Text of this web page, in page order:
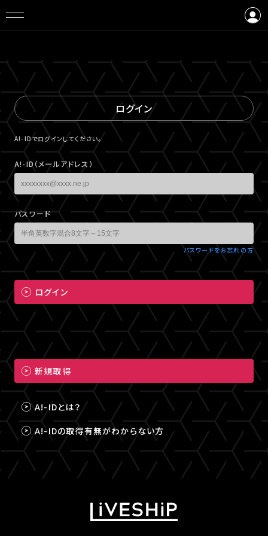
ログイン
A!-IDでログインしてください。
A!-ID（メールアドレス）
パスワード
パスワードをお忘れの方
ログイン
新規取得
A!-IDとは？
A!-IDの取得有無がわからない方